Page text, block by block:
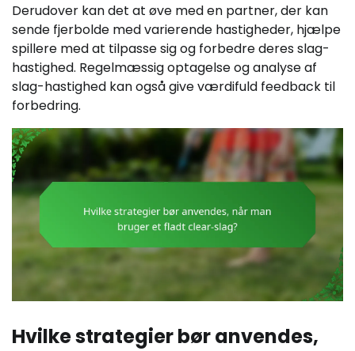
Derudover kan det at øve med en partner, der kan
sende fjerbolde med varierende hastigheder, hjælpe
spillere med at tilpasse sig og forbedre deres slag-
hastighed. Regelmæssig optagelse og analyse af
slag-hastighed kan også give værdifuld feedback til
forbedring.
Hvilke strategier bør anvendes,